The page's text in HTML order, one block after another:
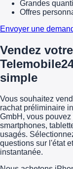
Grandes
Offres
Envoyer une
Vendez
simple
Vous souhaitez
rachat préliminaire
GmbH, vous
smartphones,
usagés.
questions sur l'état
instantanée.